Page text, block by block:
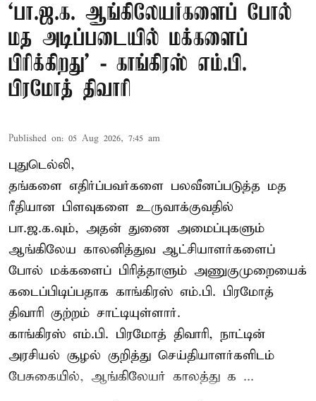
‘பா.ஜ.க. ஆங்கிலேயர்களைப் போல்
மத அடிப்படையில் மக்களைப்
பிரிக்கிறது’ - காங்கிரஸ் எம்.பி.
பிரமோத் திவாரி
Published on: 05 Aug 2026, 7:45 am
புதுடெல்லி,
தங்களை எதிர்ப்பவர்களை பலவீனப்படுத்த மத
ரீதியான பிளவுகளை உருவாக்குவதில்
பா.ஜ.க.வும், அதன் துணை அமைப்புகளும்
ஆங்கிலேய காலனித்துவ ஆட்சியாளர்களைப்
போல் மக்களைப் பிரித்தாளும் அணுகுமுறையைக்
கடைப்பிடிப்பதாக காங்கிரஸ் எம்.பி. பிரமோத்
திவாரி குற்றம் சாட்டியுள்ளார்.
காங்கிரஸ் எம்.பி. பிரமோத் திவாரி, நாட்டின்
அரசியல் சூழல் குறித்து செய்தியாளர்களிடம்
பேசுகையில், ஆங்கிலேயர் காலத்து க ...